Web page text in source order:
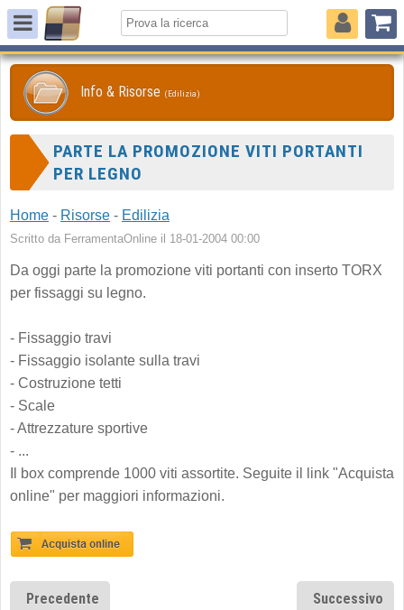
Info & Risorse (Edilizia)
PARTE LA PROMOZIONE VITI PORTANTI
PER LEGNO
Home - Risorse - Edilizia
Scritto da FerramentaOnline il 18-01-2004 00:00
Da oggi parte la promozione viti portanti con inserto TORX
per fissaggi su legno.
- Fissaggio travi
- Fissaggio isolante sulla travi
- Costruzione tetti
- Scale
- Attrezzature sportive
- ...
Il box comprende 1000 viti assortite. Seguite il link "Acquista
online" per maggiori informazioni.
Precedente Successivo